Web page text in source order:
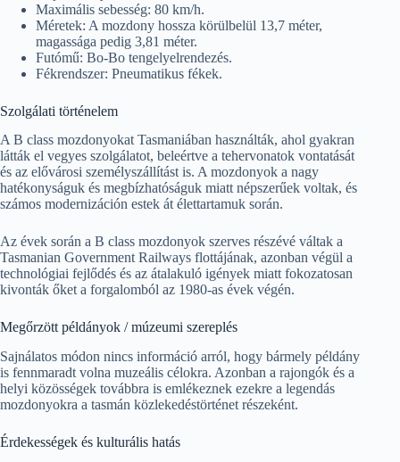
Maximális sebesség: 80 km/h.
Méretek: A mozdony hossza körülbelül 13,7 méter,
magassága pedig 3,81 méter.
Futómű: Bo-Bo tengelyelrendezés.
Fékrendszer: Pneumatikus fékek.
Szolgálati történelem
A B class mozdonyokat Tasmaniában használták, ahol gyakran
látták el vegyes szolgálatot, beleértve a tehervonatok vontatását
és az elővárosi személyszállítást is. A mozdonyok a nagy
hatékonyságuk és megbízhatóságuk miatt népszerűek voltak, és
számos modernizáción estek át élettartamuk során.
Az évek során a B class mozdonyok szerves részévé váltak a
Tasmanian Government Railways flottájának, azonban végül a
technológiai fejlődés és az átalakuló igények miatt fokozatosan
kivonták őket a forgalomból az 1980-as évek végén.
Megőrzött példányok / múzeumi szereplés
Sajnálatos módon nincs információ arról, hogy bármely példány
is fennmaradt volna muzeális célokra. Azonban a rajongók és a
helyi közösségek továbbra is emlékeznek ezekre a legendás
mozdonyokra a tasmán közlekedéstörténet részeként.
Érdekességek és kulturális hatás